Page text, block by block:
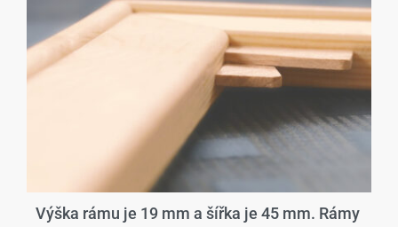
Výška rámu je 19 mm a šířka je 45 mm. Rámy